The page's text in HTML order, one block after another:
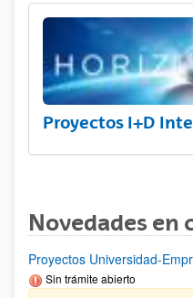
Proyectos I+D
Novedades en
Proyectos Universidad-
Sin trámite abierto